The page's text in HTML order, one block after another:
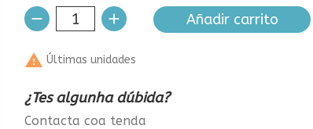
Añadir carrito
 Últimas unidades
¿Tes algunha dúbida?
Contacta coa tenda